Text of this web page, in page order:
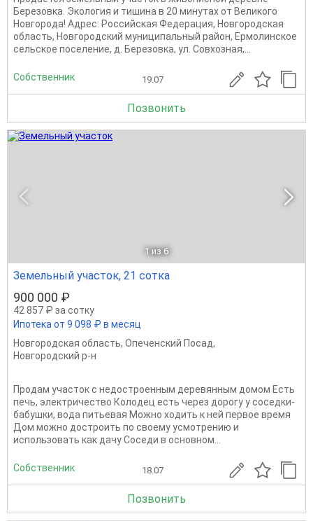
Березовка. Экология и тишина в 20 минутах от Великого
Новгорода! Адрес: Российская Федерация, Новгородская
область, Новгородский муниципальный район, Ермолинское
сельское поселение, д. Березовка, ул. Совхозная,...
Собственник 19.07
Позвонить
1 из 6
Земельный участок, 21 сотка
900 000 ₽
42 857 ₽ за сотку
Ипотека от 9 098 ₽ в месяц
Новгородская область, Опеченский Посад,
Новгородский р-н
Продам участок с недостроенным деревянным домом Есть
печь, электричество Колодец есть через дорогу у соседки-
бабушки, вода питьевая Можно ходить к ней первое время
Дом можно достроить по своему усмотрению и
использовать как дачу Соседи в основном...
Собственник 18.07
Позвонить